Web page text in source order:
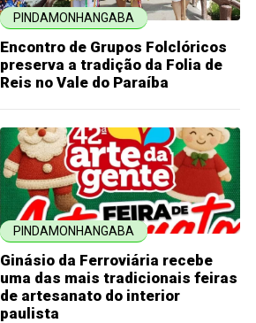
PINDAMONHANGABA
Encontro de Grupos Folclóricos
preserva a tradição da Folia de
Reis no Vale do Paraíba
PINDAMONHANGABA
Ginásio da Ferroviária recebe
uma das mais tradicionais feiras
de artesanato do interior
paulista